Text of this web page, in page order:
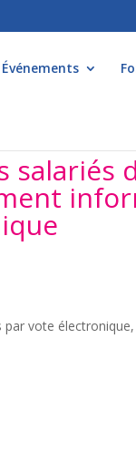
Événements
salariés
vote